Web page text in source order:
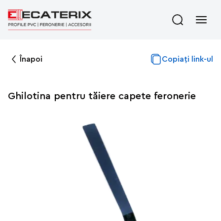
Înapoi Copiați link-ul
Ghilotina pentru tăiere capete feronerie